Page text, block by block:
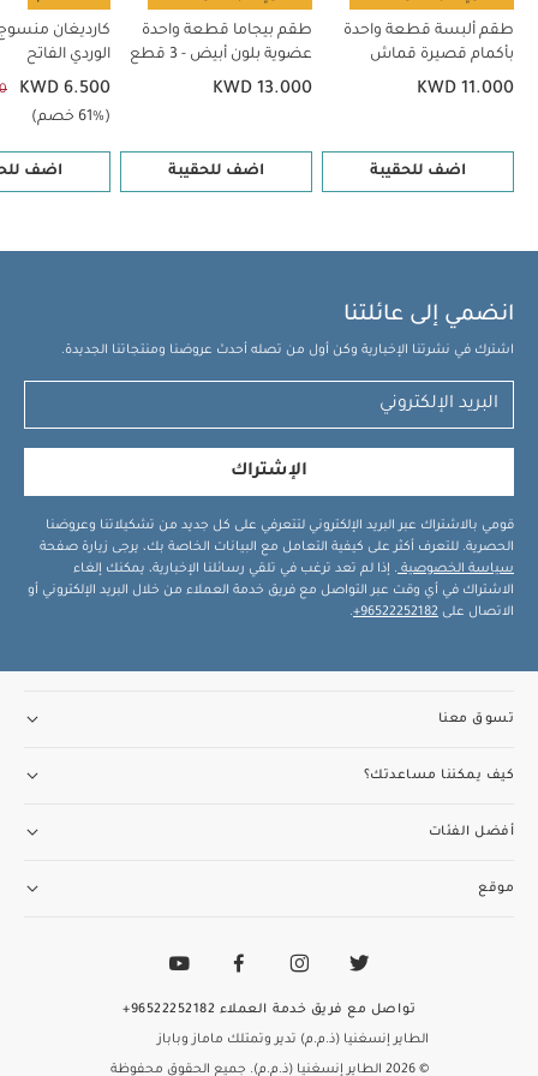
طقم ألبسة قطعة واحدة
بأكمام قصيرة قماش
عضوي بلون أبيض - 5 قطع
KWD 11.000
اضف للحقيبة
طقم بيجاما قطعة واحدة
عضوية بلون أبيض - 3 قطع
KWD 13.000
اضف للحقيبة
كارديغان منسوج
الوردي الفاتح
KWD 6.500
(61% خصم)
اضف
انضمي إلى عائلتنا
اشترك في نشرتنا الإخبارية وكن أول من تصله أحدث عروضنا ومنتجاتنا الجديدة.
الإشتراك
قومي بالاشتراك عبر البريد الإلكتروني لتتعرفي على كل جديد من تشكيلاتنا وعروضنا
الحصرية. للتعرف أكثر على كيفية التعامل مع البيانات الخاصة بك، يرجى زيارة صفحة
سياسة الخصوصية . إذا لم تعد ترغب في تلقي رسائلنا الإخبارية، يمكنك إلغاء
الاشتراك في أي وقت عبر التواصل مع فريق خدمة العملاء من خلال البريد الإلكتروني أو
الاتصال على 96522252182+
.
تسوق معنا
كيف يمكننا مساعدتك؟
أفضل الفئات
موقع
الطاير إنسغنيا (ذ.م.م) تدير وتمتلك ماماز وباباز
© 2026 الطاير إنسغنيا (ذ.م.م). جميع الحقوق محفوظة
تواصل مع فريق خدمة العملاء 96522252182+